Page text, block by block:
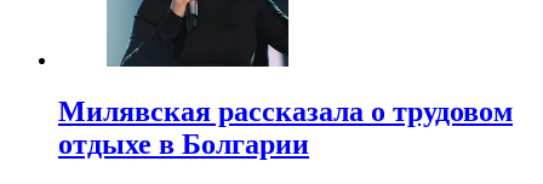
Милявская рассказала о трудовом
отдыхе в Болгарии